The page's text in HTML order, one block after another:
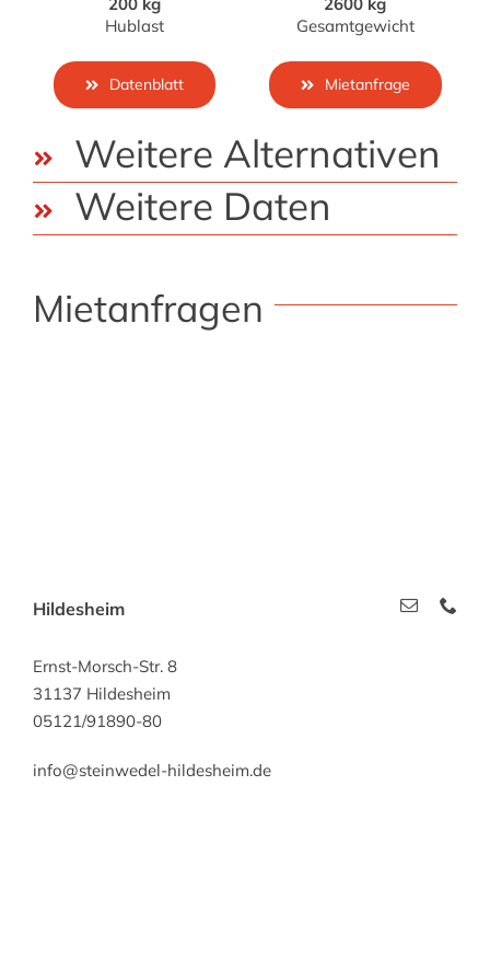
200 kg
Hublast
Datenblatt
2600 kg
Gesamtgewicht
Mietanfrage
Weitere Alternativen
Weitere Daten
Mietanfragen
Hildesheim
Ernst-Morsch-Str. 8
31137 Hildesheim
05121/91890-80
info@steinwedel-hildesheim.de